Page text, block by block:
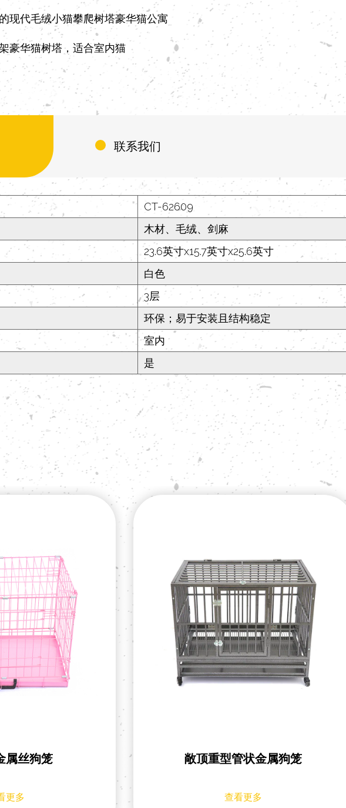
现代毛绒小猫攀爬树塔豪华猫公寓
豪华猫树塔，适合室内猫
联系我们
CT-62609
木材、毛绒、剑麻
23.6英寸x15.7英寸x25.6英寸
白色
3层
环保；易于安装且结构稳定
室内
是
状金属狗笼
更多
敞顶管状可折叠金属狗笼
查看更多